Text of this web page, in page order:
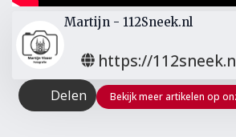
Martijn - 112Sneek.nl
https://
Delen Bekijk meer artikelen op